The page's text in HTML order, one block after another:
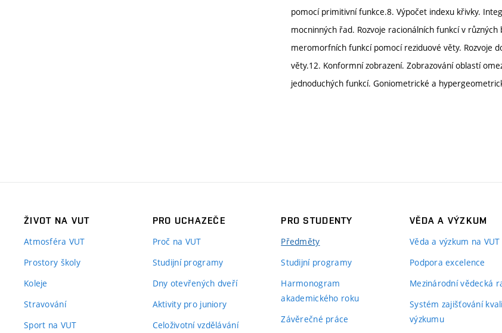
pomocí primitivní funkce.8. Výpočet indexu křivky.
mocninných řad. Rozvoje racionálních funkcí v
meromorfních funkcí pomocí reziduové věty. Rozvoje
věty.12. Konformní zobrazení. Zobrazování oblastí
jednoduchých funkcí. Goniometrické a
ŽIVOT NA VUT
Atmosféra VUT
Prostory školy
Koleje
Stravování
Sport na VUT
PRO UCHAZEČE
Proč na VUT
Studijní programy
Dny otevřených dveří
Aktivity pro juniory
Celoživotní vzdělávání
PRO STUDENTY
Předměty
Studijní programy
Harmonogram
akademického roku
Závěrečné práce
VĚDA A VÝZKUM
Věda a výzkum na VUT
Podpora excelence
Mezinárodní vědecká
Systém zajišťování
výzkumu